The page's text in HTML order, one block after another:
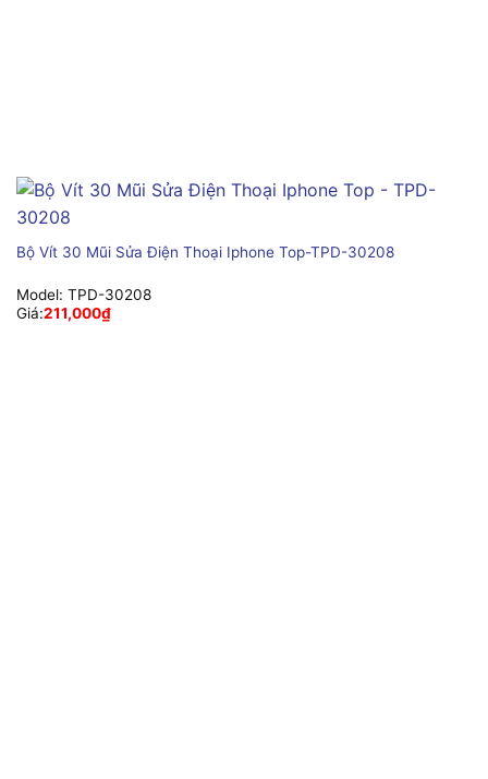
Bộ Vít 30 Mũi Sửa Điện Thoại Iphone Top-TPD-30208
Model: TPD-30208
Giá:211,000₫